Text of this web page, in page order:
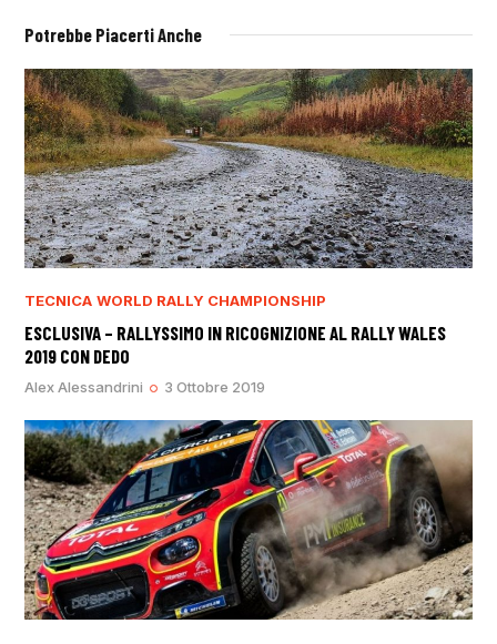
Potrebbe Piacerti Anche
TECNICA WORLD RALLY CHAMPIONSHIP
ESCLUSIVA – RALLYSSIMO IN RICOGNIZIONE AL RALLY WALES
2019 CON DEDO
Alex Alessandrini 3 Ottobre 2019